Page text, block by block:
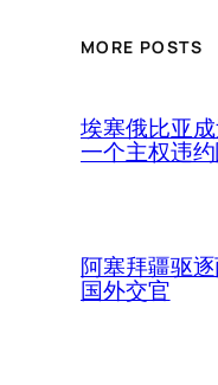
MORE POSTS
埃塞俄比亚
一个主权违
阿塞拜疆驱
国外交官